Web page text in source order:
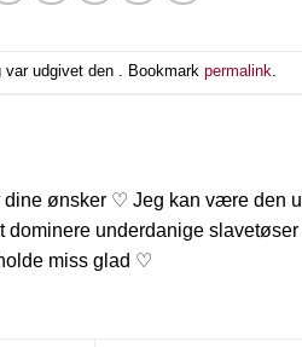
udgivet den . Bookmark permalink
ønsker ♡ Jeg kan være den
underdanige
miss glad ♡